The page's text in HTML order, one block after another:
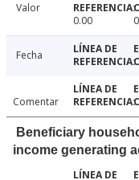
Valor
0.00
Fecha
Comentar
Beneficiary
income generating